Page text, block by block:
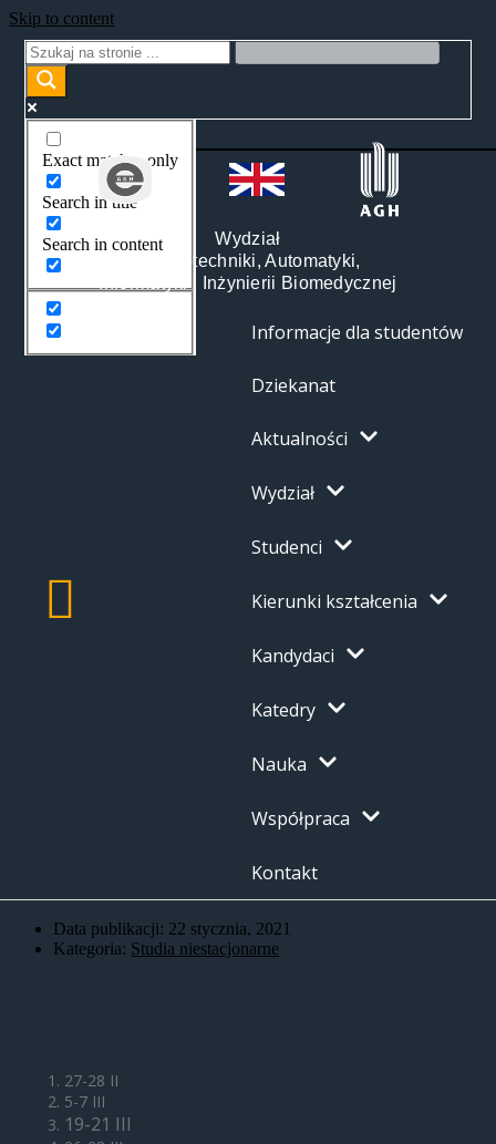
Skip to content
Exact matches only
Search in title
Search in content
Wydział
Elektrotechniki, Automatyki,
Informatyki i Inżynierii Biomedycznej
Informacje dla studentów
Dziekanat
Aktualności
Wydział
Studenci
Kierunki kształcenia
Kandydaci
Katedry
Nauka
Współpraca
Kontakt
Data publikacji: 22 stycznia, 2021
Kategoria: Studia niestacjonarne
27-28 II
5-7 III
19-21 III